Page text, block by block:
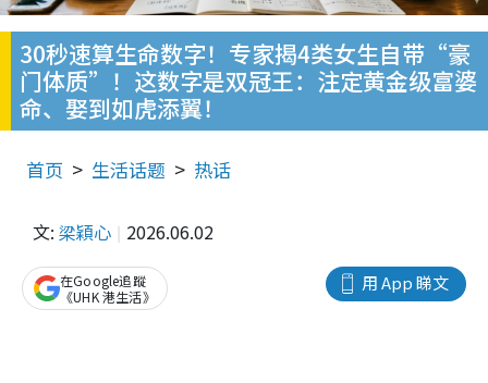
30秒速算生命数字！专家揭4类女生自带“豪
门体质”！这数字是双冠王：注定黄金级富婆
命、娶到如虎添翼！
首页 生活话题 热话
文: 梁穎心 2026.06.02
用 App 睇文
在Google追蹤
《UHK 港生活》